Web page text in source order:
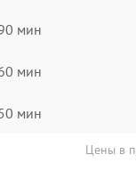
мин
мин
50 мин
Цены в